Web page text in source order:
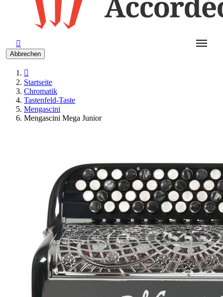

Abbrechen

Startseite
Chromatik
Tastenfeld-Taste
Mengascini
Mengascini Mega Junior